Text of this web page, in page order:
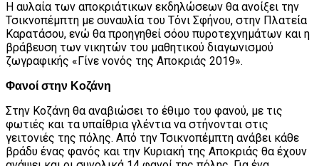
Η αυλαία των αποκριάτικων εκδηλώσεων θα ανοίξει την
Τσικνοπέμπτη με συναυλία του Τόνι Σφήνου, στην Πλατεία
Καρατάσου, ενώ θα προηγηθεί σόου πυροτεχνημάτων και η
βράβευση των νικητών του μαθητικού διαγωνισμού
ζωγραφικής «Γίνε νονός της Αποκριάς 2019».
Φανοί στην Κοζάνη
Στην Κοζάνη θα αναβιώσει το έθιμο του φανού, με τις
φωτιές και τα υπαίθρια γλέντια να στήνονται στις
γειτονιές της πόλης. Από την Τσικνοπέμπτη ανάβει κάθε
βράδυ ένας φανός και την Κυριακή της Αποκριάς θα έχουν